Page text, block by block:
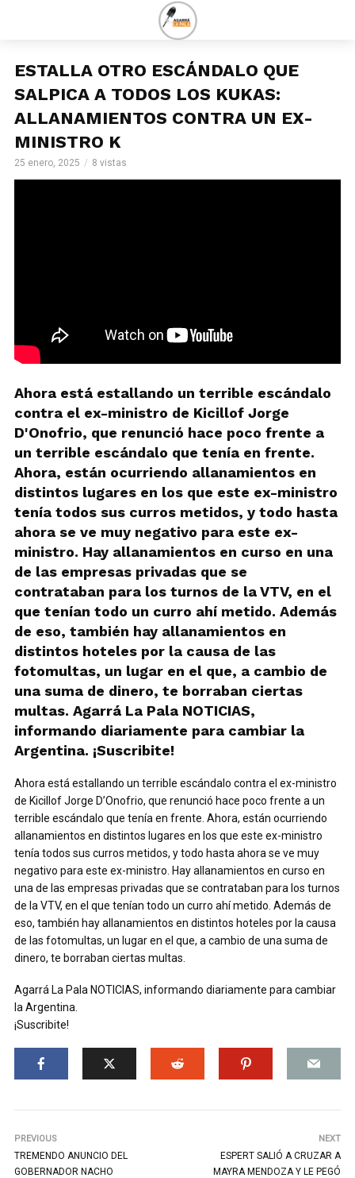
ESTALLA OTRO ESCÁNDALO QUE
SALPICA A TODOS LOS KUKAS:
ALLANAMIENTOS CONTRA UN EX-
MINISTRO K
25 enero, 2025 8 vistas
Ahora está estallando un terrible escándalo
contra el ex-ministro de Kicillof Jorge
D'Onofrio, que renunció hace poco frente a
un terrible escándalo que tenía en frente.
Ahora, están ocurriendo allanamientos en
distintos lugares en los que este ex-ministro
tenía todos sus curros metidos, y todo hasta
ahora se ve muy negativo para este ex-
ministro. Hay allanamientos en curso en una
de las empresas privadas que se
contrataban para los turnos de la VTV, en el
que tenían todo un curro ahí metido. Además
de eso, también hay allanamientos en
distintos hoteles por la causa de las
fotomultas, un lugar en el que, a cambio de
una suma de dinero, te borraban ciertas
multas. Agarrá La Pala NOTICIAS,
informando diariamente para cambiar la
Argentina. ¡Suscribite!
Ahora está estallando un terrible escándalo contra el ex-ministro
de Kicillof Jorge D’Onofrio, que renunció hace poco frente a un
terrible escándalo que tenía en frente. Ahora, están ocurriendo
allanamientos en distintos lugares en los que este ex-ministro
tenía todos sus curros metidos, y todo hasta ahora se ve muy
negativo para este ex-ministro. Hay allanamientos en curso en
una de las empresas privadas que se contrataban para los turnos
de la VTV, en el que tenían todo un curro ahí metido. Además de
eso, también hay allanamientos en distintos hoteles por la causa
de las fotomultas, un lugar en el que, a cambio de una suma de
dinero, te borraban ciertas multas.
Agarrá La Pala NOTICIAS, informando diariamente para cambiar
la Argentina.
¡Suscribite!
PREVIOUS
TREMENDO ANUNCIO DEL
GOBERNADOR NACHO
NEXT
ESPERT SALIÓ A CRUZAR A
MAYRA MENDOZA Y LE PEGÓ